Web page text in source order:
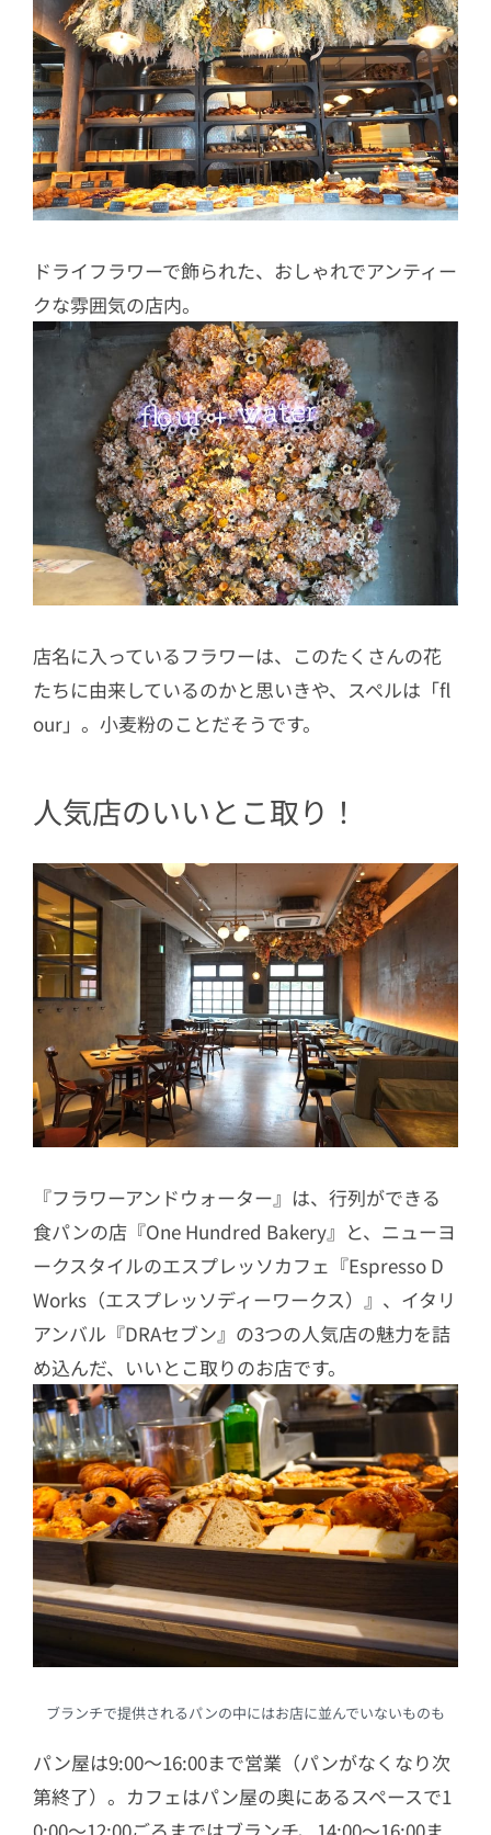
ドライフラワーで飾られた、おしゃれでアンティー
クな雰囲気の店内。
店名に入っているフラワーは、このたくさんの花
たちに由来しているのかと思いきや、スペルは「fl
our」。小麦粉のことだそうです。
人気店のいいとこ取り！
『フラワーアンドウォーター』は、行列ができる
食パンの店『One Hundred Bakery』と、ニューヨ
ークスタイルのエスプレッソカフェ『Espresso D
Works（エスプレッソディーワークス）』、イタリ
アンバル『DRAセブン』の3つの人気店の魅力を詰
め込んだ、いいとこ取りのお店です。
ブランチで提供されるパンの中にはお店に並んでいないものも
パン屋は9:00〜16:00まで営業（パンがなくなり次
第終了）。カフェはパン屋の奥にあるスペースで1